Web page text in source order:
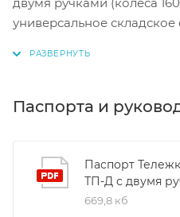
универсальное
обеспечивает
даже на неровных
порошковой краской, что
к износу и коррозии.
Паспорта и
Паспорт
ТП-Д с двумя
669,8 кб